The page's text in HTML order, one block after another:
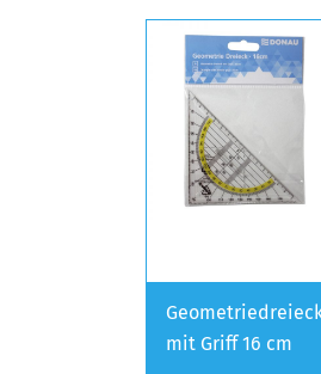
mit Griff 16 cm